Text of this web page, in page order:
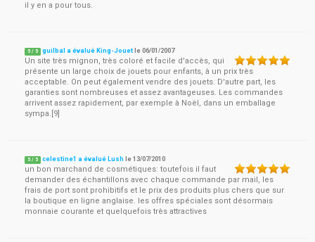
il y en a pour tous.
5 / 5 guilbal a évalué King-Jouet le06/01/2007
Un site très mignon, très coloré et facile d'accès, qui
présente un large choix de jouets pour enfants, à un prix très
acceptable. On peut également vendre des jouets. D'autre part, les
garanties sont nombreuses et assez avantageuses. Les commandes
arrivent assez rapidement, par exemple à Noël, dans un emballage
sympa.[9]
5 / 5 celestine1 a évalué Lush le13/07/2010
un bon marchand de cosmétiques: toutefois il faut
demander des échantillons avec chaque commande par mail, les
frais de port sont prohibitifs et le prix des produits plus chers que sur
la boutique en ligne anglaise. les offres spéciales sont désormais
monnaie courante et quelquefois très attractives